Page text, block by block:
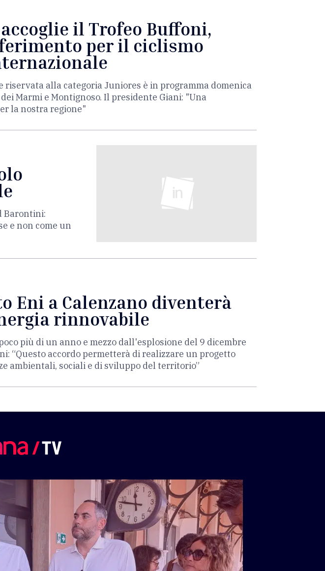
il Trofeo Buffoni,
per il ciclismo
riservata alla categoria Juniores è in programma domenica
Marmi e Montignoso. Il presidente Giani: "Una
la nostra regione"
Barontini:
e non come un
Eni a Calenzano diventerà
rinnovabile
più di un anno e mezzo dall'esplosione del 9 dicembre
“Questo accordo permetterà di realizzare un progetto
ambientali, sociali e di sviluppo del territorio”